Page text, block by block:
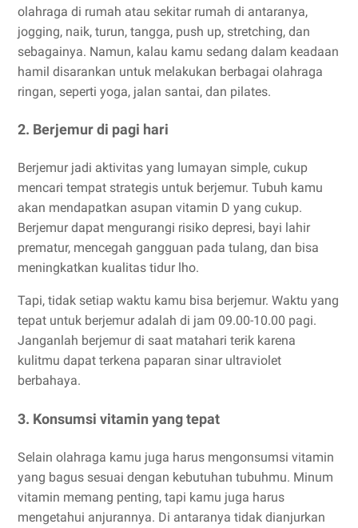
olahraga di rumah atau sekitar rumah di antaranya,
jogging, naik, turun, tangga, push up, stretching, dan
sebagainya. Namun, kalau kamu sedang dalam keadaan
hamil disarankan untuk melakukan berbagai olahraga
ringan, seperti yoga, jalan santai, dan pilates.
2. Berjemur di pagi hari
Berjemur jadi aktivitas yang lumayan simple, cukup
mencari tempat strategis untuk berjemur. Tubuh kamu
akan mendapatkan asupan vitamin D yang cukup.
Berjemur dapat mengurangi risiko depresi, bayi lahir
prematur, mencegah gangguan pada tulang, dan bisa
meningkatkan kualitas tidur lho.
Tapi, tidak setiap waktu kamu bisa berjemur. Waktu yang
tepat untuk berjemur adalah di jam 09.00-10.00 pagi.
Janganlah berjemur di saat matahari terik karena
kulitmu dapat terkena paparan sinar ultraviolet
berbahaya.
3. Konsumsi vitamin yang tepat
Selain olahraga kamu juga harus mengonsumsi vitamin
yang bagus sesuai dengan kebutuhan tubuhmu. Minum
vitamin memang penting, tapi kamu juga harus
mengetahui anjurannya. Di antaranya tidak dianjurkan